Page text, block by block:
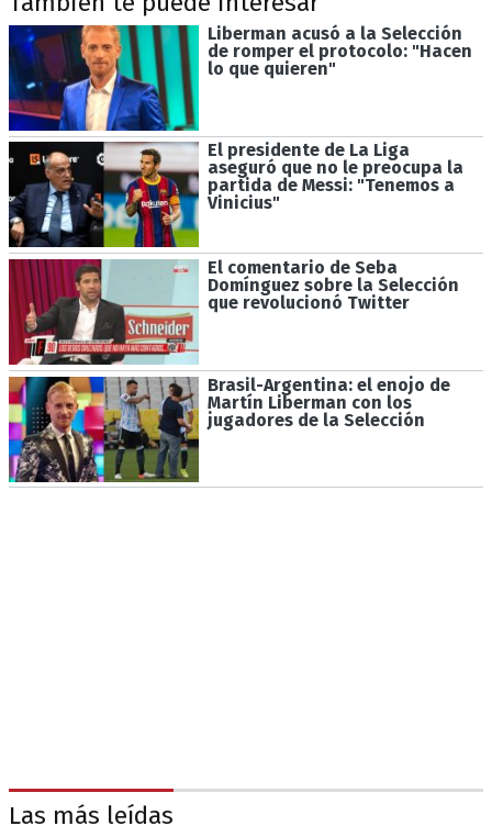
Liberman acusó a la Selección
de romper el protocolo: "Hacen
lo que quieren"
El presidente de La Liga
aseguró que no le preocupa la
partida de Messi: "Tenemos a
Vinicius"
El comentario de Seba
Domínguez sobre la Selección
que revolucionó Twitter
Brasil-Argentina: el enojo de
Martín Liberman con los
jugadores de la Selección
Las más leídas